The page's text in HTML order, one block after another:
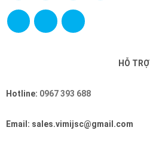
HỖ TRỢ
Hotline: 0967 393 688
Email: sales.vimijsc@gmail.com